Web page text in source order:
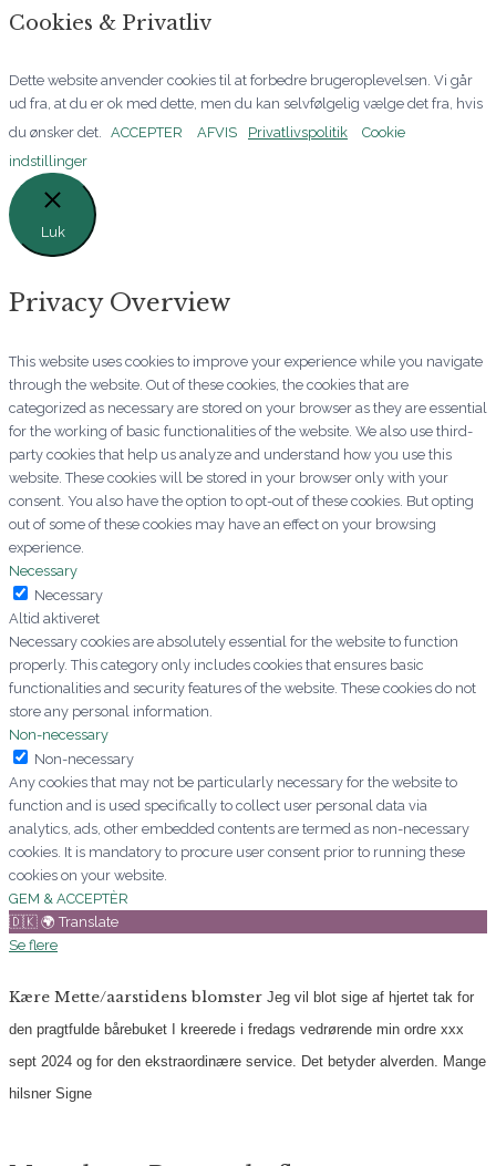
Cookies & Privatliv
Dette website anvender cookies til at forbedre brugeroplevelsen. Vi går
ud fra, at du er ok med dette, men du kan selvfølgelig vælge det fra, hvis
du ønsker det.
ACCEPTER AFVIS Privatlivspolitik
Cookie
indstillinger
Luk
Privacy Overview
This website uses cookies to improve your experience while you navigate
through the website. Out of these cookies, the cookies that are
categorized as necessary are stored on your browser as they are essential
for the working of basic functionalities of the website. We also use third-
party cookies that help us analyze and understand how you use this
website. These cookies will be stored in your browser only with your
consent. You also have the option to opt-out of these cookies. But opting
out of some of these cookies may have an effect on your browsing
experience.
Necessary
Necessary
Altid aktiveret
Necessary cookies are absolutely essential for the website to function
properly. This category only includes cookies that ensures basic
functionalities and security features of the website. These cookies do not
store any personal information.
Non-necessary
Non-necessary
Any cookies that may not be particularly necessary for the website to
function and is used specifically to collect user personal data via
analytics, ads, other embedded contents are termed as non-necessary
cookies. It is mandatory to procure user consent prior to running these
cookies on your website.
GEM & ACCEPTÈR
🇩🇰 🌍 Translate
Se flere
Kære Mette/aarstidens blomster Jeg vil blot sige af hjertet tak for
den pragtfulde bårebuket I kreerede i fredags vedrørende min ordre xxx
sept 2024 og for den ekstraordinære service. Det betyder alverden.
Mange
hilsner Signe